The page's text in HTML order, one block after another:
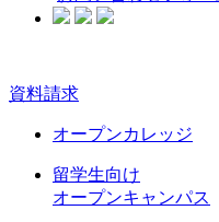
資料請求
オープンカレッジ
留学生向け
オープンキャンパス